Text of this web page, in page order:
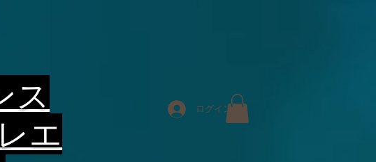
エ
ログイン